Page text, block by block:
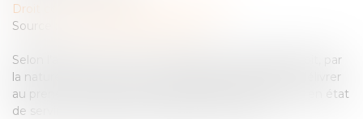
Droit commercial
Source :
Selon l’article 1719, 1° et 2° du Code civil, le bailleur doit, par
la nature du contrat et sans stipulation particulière, délivrer
au preneur la chose louée et entretenir cette chose en état
de servir à l’usage pour lequel elle a été louée...